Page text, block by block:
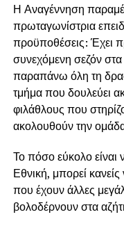
Η Αναγέννηση
πρωταγωνίστρια
προϋποθέσεις: Έχει
συνεχόμενη σεζόν
παραπάνω όλη τη
τμήμα που δουλεύει
φιλάθλους που
ακολουθούν την
Το πόσο εύκολο είναι
Εθνική, μπορεί
που έχουν άλλες
βολοδέρνουν στα